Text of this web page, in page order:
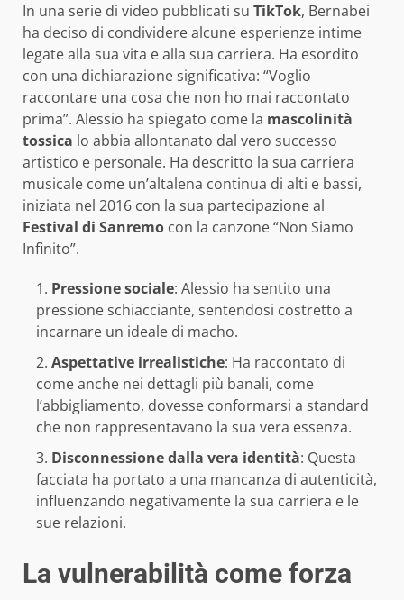
In una serie di video pubblicati su TikTok, Bernabei
ha deciso di condividere alcune esperienze intime
legate alla sua vita e alla sua carriera. Ha esordito
con una dichiarazione significativa: “Voglio
raccontare una cosa che non ho mai raccontato
prima”. Alessio ha spiegato come la mascolinità
tossica lo abbia allontanato dal vero successo
artistico e personale. Ha descritto la sua carriera
musicale come un’altalena continua di alti e bassi,
iniziata nel 2016 con la sua partecipazione al
Festival di Sanremo con la canzone “Non Siamo
Infinito”.
Pressione sociale: Alessio ha sentito una
pressione schiacciante, sentendosi costretto a
incarnare un ideale di macho.
Aspettative irrealistiche: Ha raccontato di
come anche nei dettagli più banali, come
l’abbigliamento, dovesse conformarsi a standard
che non rappresentavano la sua vera essenza.
Disconnessione dalla vera identità: Questa
facciata ha portato a una mancanza di autenticità,
influenzando negativamente la sua carriera e le
sue relazioni.
La vulnerabilità come forza